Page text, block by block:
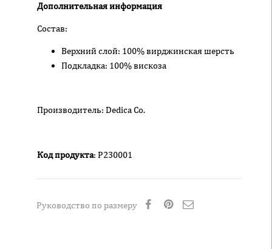
Дополнительная информация
Состав:
Верхний слой: 100% вирджинская шерсть
Подкладка: 100% вискоза
Производитель: Dedica Co.
Код продукта: P230001
Руководство по размеру